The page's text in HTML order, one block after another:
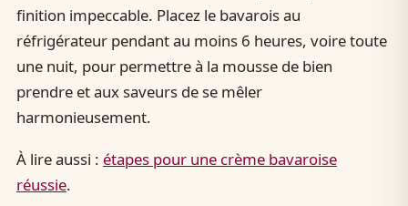
finition impeccable. Placez le bavarois au
réfrigérateur pendant au moins 6 heures, voire toute
une nuit, pour permettre à la mousse de bien
prendre et aux saveurs de se mêler
harmonieusement.
À lire aussi : étapes pour une crème bavaroise
réussie.